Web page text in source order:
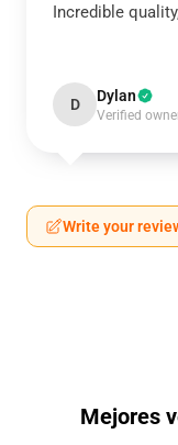
Incredible
D Dylan
Verified
Write your
Mejores